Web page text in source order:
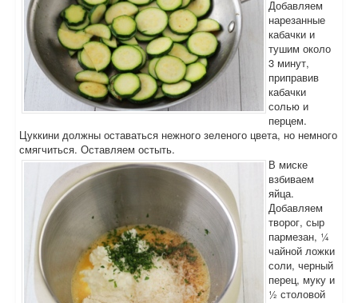
Добавляем
нарезанные
кабачки и
тушим около
3 минут,
приправив
кабачки
солью и
перцем.
Цуккини должны оставаться нежного зеленого цвета, но немного
смягчиться. Оставляем остыть.
В миске
взбиваем
яйца.
Добавляем
творог, сыр
пармезан, ¼
чайной ложки
соли, черный
перец, муку и
½ столовой